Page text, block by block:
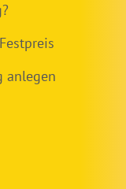
anlegen